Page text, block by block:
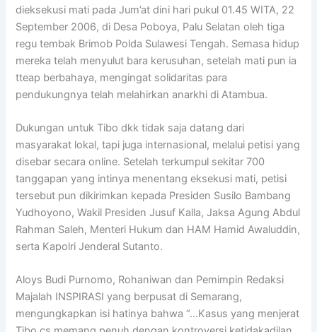
dieksekusi mati pada Jum’at dini hari pukul 01.45 WITA, 22
September 2006, di Desa Poboya, Palu Selatan oleh tiga
regu tembak Brimob Polda Sulawesi Tengah. Semasa hidup
mereka telah menyulut bara kerusuhan, setelah mati pun ia
tteap berbahaya, mengingat solidaritas para
pendukungnya telah melahirkan anarkhi di Atambua.
Dukungan untuk Tibo dkk tidak saja datang dari
masyarakat lokal, tapi juga internasional, melalui petisi yang
disebar secara online. Setelah terkumpul sekitar 700
tanggapan yang intinya menentang eksekusi mati, petisi
tersebut pun dikirimkan kepada Presiden Susilo Bambang
Yudhoyono, Wakil Presiden Jusuf Kalla, Jaksa Agung Abdul
Rahman Saleh, Menteri Hukum dan HAM Hamid Awaluddin,
serta Kapolri Jenderal Sutanto.
Aloys Budi Purnomo, Rohaniwan dan Pemimpin Redaksi
Majalah INSPIRASI yang berpusat di Semarang,
mengungkapkan isi hatinya bahwa “…Kasus yang menjerat